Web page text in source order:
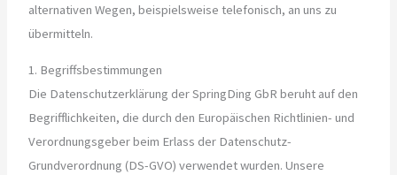
alternativen Wegen, beispielsweise telefonisch, an uns zu
übermitteln.
1. Begriffsbestimmungen
Die Datenschutzerklärung der SpringDing GbR beruht auf den
Begrifflichkeiten, die durch den Europäischen Richtlinien- und
Verordnungsgeber beim Erlass der Datenschutz-
Grundverordnung (DS-GVO) verwendet wurden. Unsere